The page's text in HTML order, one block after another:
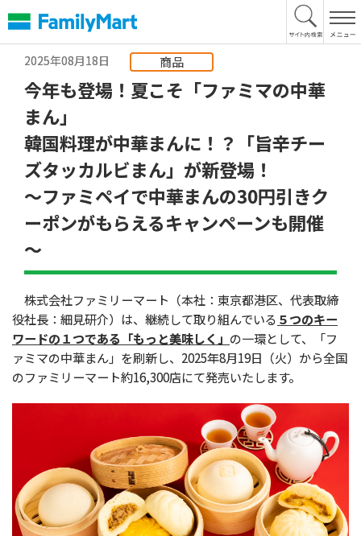
文
へ
2025年08月18日
商品
今年も登場！夏こそ「ファミマの中華
まん」
韓国料理が中華まんに！？「旨辛チー
ズタッカルビまん」が新登場！
～ファミペイで中華まんの30円引きク
ーポンがもらえるキャンペーンも開催
～
株式会社ファミリーマート（本社：東京都港区、代表取締
役社長：細見研介）は、継続して取り組んでいる ５つのキー
ワードの１つである「もっと美味しく」 の一環として、「フ
ァミマの中華まん」を刷新し、2025年8月19日（火）から全国
のファミリーマート約16,300店にて発売いたします。